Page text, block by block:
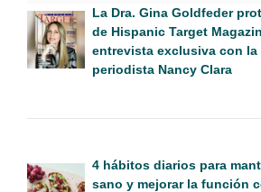
La Dra. Gina Goldfeder
de Hispanic Target
entrevista exclusiva con la
periodista Nancy Clara
4 hábitos diarios para
sano y mejorar la función